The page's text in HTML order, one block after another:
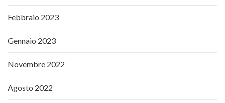
Febbraio 2023
Gennaio 2023
Novembre 2022
Agosto 2022